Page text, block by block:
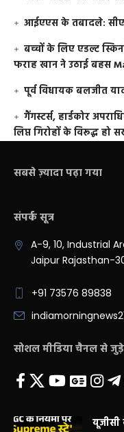
आईएएस के तबादले:
बच्चों के लिए एडल्ट
फराह खान ने उठाई बहस
पूर्व विधायक बलजीत
गैंगस्टर्स, हार्डकोर
लिप्त गिरोहों के विरूद्ध हो
सबसे ज़्यादा पढ़ा गया
संपर्क सूत्र
A-9, 10, Industrial
Jaipur Rajasthan-
+91 73576 89838
सोशल मीडिया चैनल से जुड़े
यूजीसी